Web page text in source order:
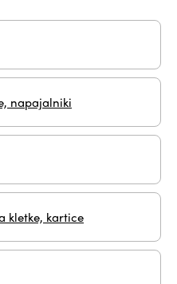
napajalniki
kletke, kartice